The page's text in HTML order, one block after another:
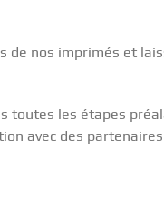
de nos imprimés et
toutes les étapes
avec des